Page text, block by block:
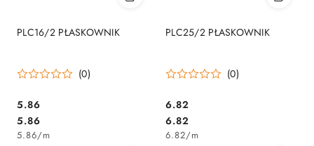
PLC16/2 PŁASKOWNIK
(0)
Cena:
5.86
Cena:
5.86
5.86/m
PLC25/2 PŁASKOWNIK
(0)
Cena:
6.82
Cena:
6.82
6.82/m